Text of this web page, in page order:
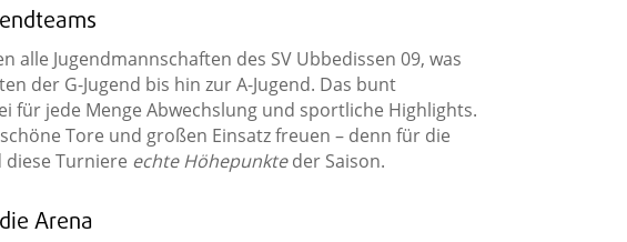
alle Jugendmannschaften des SV Ubbedissen 09, was
der G-Jugend bis hin zur A-Jugend. Das bunt
für jede Menge Abwechslung und sportliche Highlights.
Tore und großen Einsatz freuen – denn für die
Turniere echte Höhepunkteder Saison.
Arena